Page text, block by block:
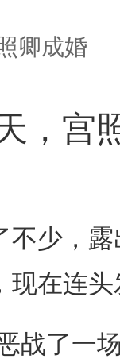
卿成婚
，宫
少，露
现在连
一场